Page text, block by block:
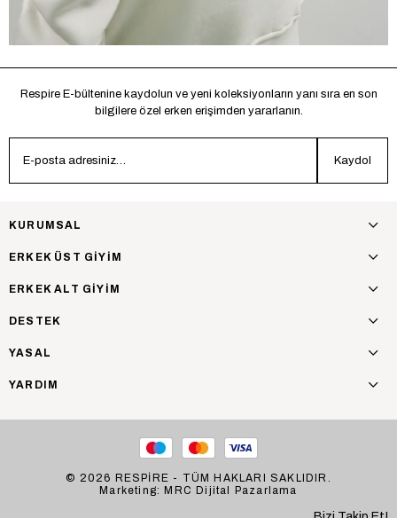
Respire E-bültenine kaydolun ve yeni koleksiyonların yanı sıra en son
bilgilere özel erken erişimden yararlanın.
Kaydol
KURUMSAL
ERKEK ÜST GİYİM
ERKEK ALT GİYİM
DESTEK
YASAL
YARDIM
© 2026 RESPİRE - TÜM HAKLARI SAKLIDIR.
Marketing: MRC Dijital Pazarlama